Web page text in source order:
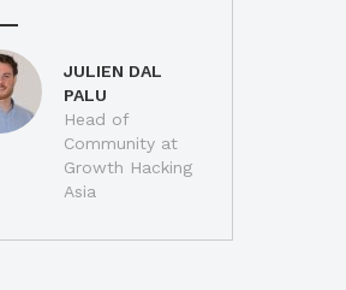
JULIEN DAL
PALU
Head of
Community at
Growth Hacking
Asia